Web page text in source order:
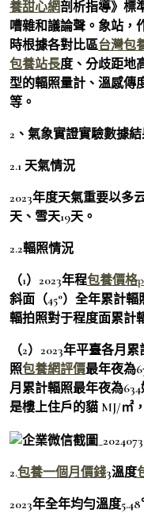
養甜心網剖析指導》標
嘈雜和議論聲。象站，
時根據各對比區台灣包
包養站長度、分歧距地
型的輻照量計、溫感傳
等。
2、氣象實證實驗數據
2.1 天氣情況
2023年度天氣重要以多
天、雪天19天。
2.2輻照情況
（1）2023年程包養價格
斜面（45°）全年累計輻
輻拍照對于程度面累計
（2）2023年平臺各月
照包養網評價最年夜為
月累計輻照最年夜為
是樓上住戶的貓 MJ/㎡
2.包養一個月價錢3溫度
2023年全年均勻溫度